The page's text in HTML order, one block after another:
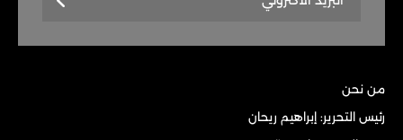
من نحن
رئيس التحرير: إبراهيم ريحان